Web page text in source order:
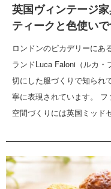
英国ヴィンテージ
ティークと色使い
ロンドンのピカデリーにあ
ランドLuca Faloni（ルカ
切にした服づくりで知られ
寧に表現されています。 フ
空間づくりには英国ミッド